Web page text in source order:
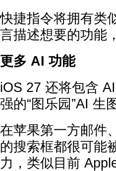
快捷指令将拥有类
言描述想要的功能
更多 AI 功能
iOS 27 还将包含
强的“图乐园”AI 生
在苹果第一方邮件
的搜索框都很可能
力，类似目前